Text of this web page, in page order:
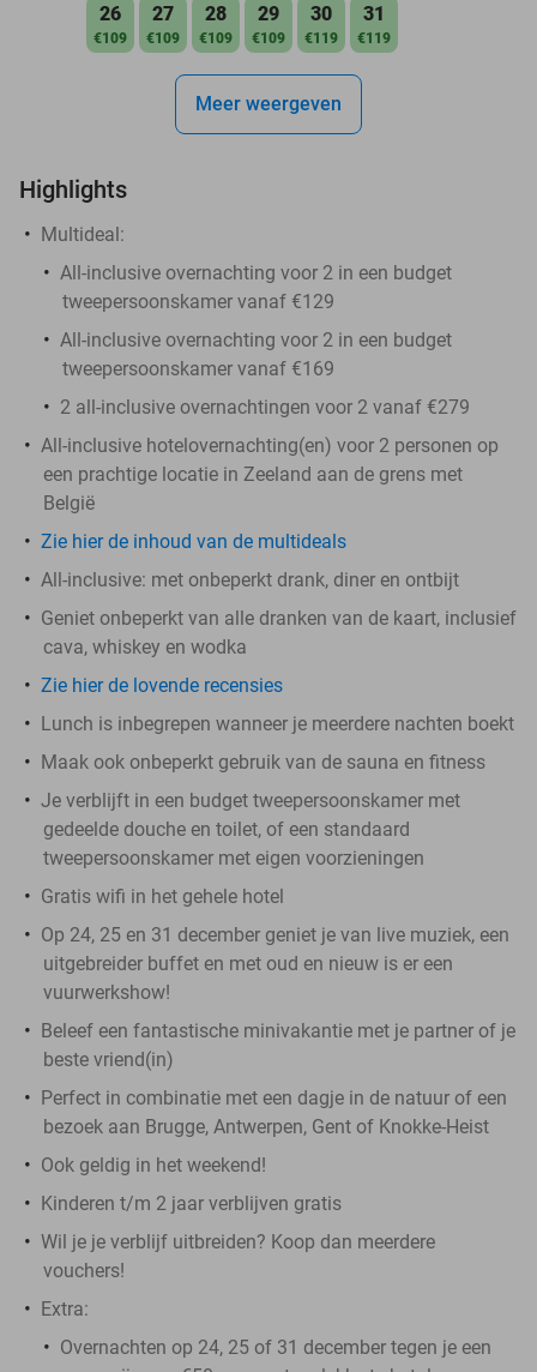
26
€109
27
€109
28
€109
29
€109
30
€119
31
€119
Meer weergeven
Highlights
Multideal:
All-inclusive overnachting voor 2 in een budget
tweepersoonskamer vanaf €129
All-inclusive overnachting voor 2 in een budget
tweepersoonskamer vanaf €169
2 all-inclusive overnachtingen voor 2 vanaf €279
All-inclusive hotelovernachting(en) voor 2 personen op
een prachtige locatie in Zeeland aan de grens met
België
Zie hier de inhoud van de multideals
All-inclusive: met onbeperkt drank, diner en ontbijt
Geniet onbeperkt van alle dranken van de kaart, inclusief
cava, whiskey en wodka
Zie hier de lovende recensies
Lunch is inbegrepen wanneer je meerdere nachten boekt
Maak ook onbeperkt gebruik van de sauna en fitness
Je verblijft in een budget tweepersoonskamer met
gedeelde douche en toilet, of een standaard
tweepersoonskamer met eigen voorzieningen
Gratis wifi in het gehele hotel
Op 24, 25 en 31 december geniet je van live muziek, een
uitgebreider buffet en met oud en nieuw is er een
vuurwerkshow!
Beleef een fantastische minivakantie met je partner of je
beste vriend(in)
Perfect in combinatie met een dagje in de natuur of een
bezoek aan Brugge, Antwerpen, Gent of Knokke-Heist
Ook geldig in het weekend!
Kinderen t/m 2 jaar verblijven gratis
Wil je je verblijf uitbreiden? Koop dan meerdere
vouchers!
Extra:
Overnachten op 24, 25 of 31 december tegen je een